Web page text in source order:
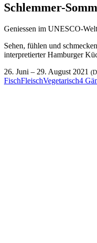
Schlemmer-
Geniessen im UNESCO-
Sehen, fühlen und
interpretierter Hamburger
26. Juni – 29. August 2021
FischFleischVegetarisch4